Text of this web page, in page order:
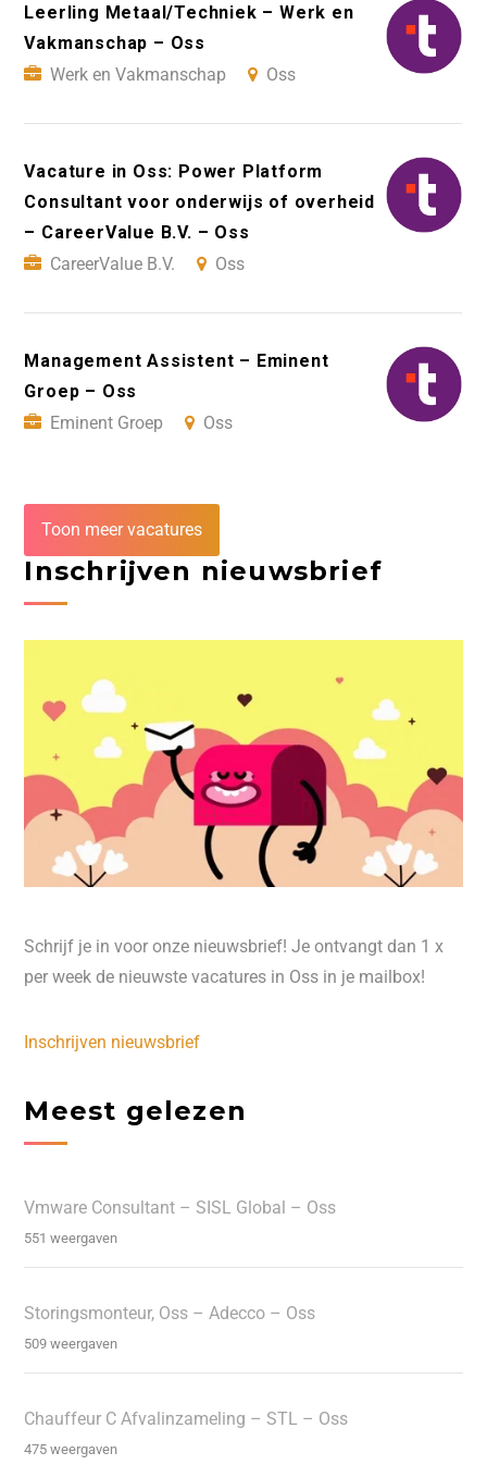
Leerling Metaal/Techniek – Werk en
Vakmanschap – Oss
Werk en Vakmanschap
Oss
Vacature in Oss: Power Platform
Consultant voor onderwijs of overheid
– CareerValue B.V. – Oss
CareerValue B.V.
Oss
Management Assistent – Eminent
Groep – Oss
Eminent Groep
Oss
Toon meer vacatures
Inschrijven nieuwsbrief
Schrijf je in voor onze nieuwsbrief! Je ontvangt dan 1 x
per week de nieuwste vacatures in Oss in je mailbox!
Inschrijven nieuwsbrief
Meest gelezen
Vmware Consultant – SISL Global – Oss
551 weergaven
Storingsmonteur, Oss – Adecco – Oss
509 weergaven
Chauffeur C Afvalinzameling – STL – Oss
475 weergaven